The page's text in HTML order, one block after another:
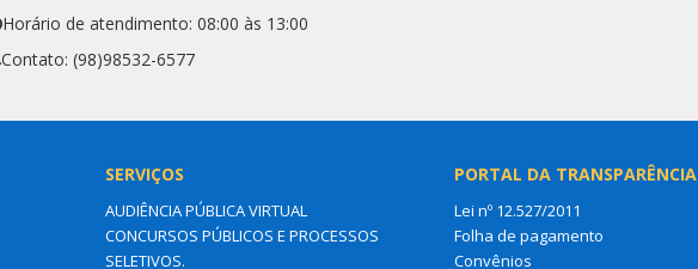
Horário de atendimento: 08:00 às 13:00
Contato: (98)98532-6577
SERVIÇOS
AUDIÊNCIA PÚBLICA VIRTUAL
CONCURSOS PÚBLICOS E PROCESSOS
SELETIVOS.
PORTAL DA TRANSPARÊNCIA
Lei nº 12.527/2011
Folha de pagamento
Convênios